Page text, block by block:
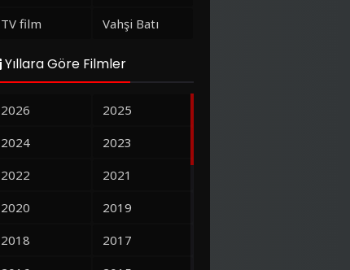
TV film
Vahşi Batı
Yıllara Göre Filmler
2026
2025
2024
2023
2022
2021
2020
2019
2018
2017